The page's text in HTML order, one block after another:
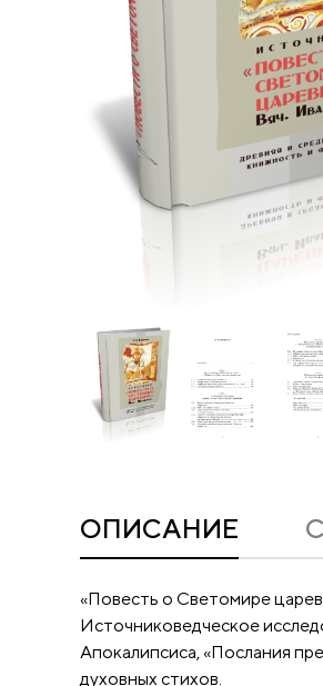
ОПИСАНИЕ
«Повесть о Светомире
Источниковедческое
Апокалипсиса, «Послания
духовных стихов.